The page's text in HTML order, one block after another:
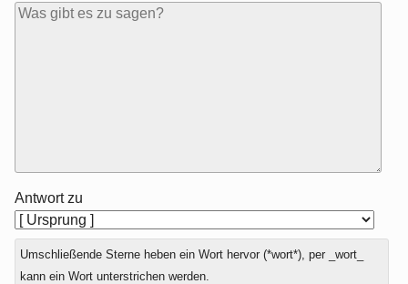
Antwort zu
Umschließende Sterne heben ein Wort hervor (*wort*), per _wort_
kann ein Wort unterstrichen werden.